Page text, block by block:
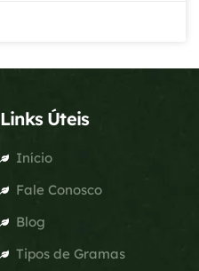
Links Úteis
Início
Fale Conosco
Blog
Tipos de Gramas